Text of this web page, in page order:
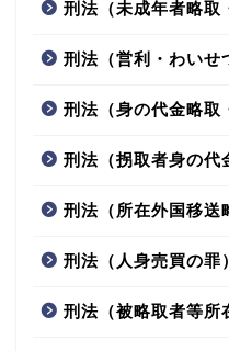
刑法（未成年者略取
刑法（営利・わいせ
刑法（身の代金略取
刑法（拐取者身の代
刑法（所在外国移送
刑法（人身売買の罪）
刑法（被略取者等所